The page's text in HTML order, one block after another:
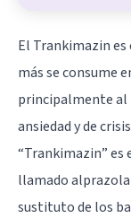
El Trankimazin
más se consume
principalmente al
ansiedad y de
“Trankimazin” es
llamado
sustituto de los